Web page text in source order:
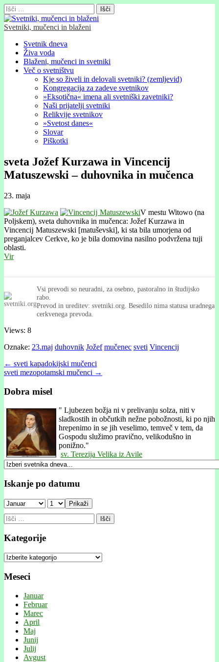
Išči:
Svetniki, mučenci in blaženi
Glavni
meni
Skip
content
Svetnik dneva
Živa voda
Blaženi, mučenci in svetniki
Več o svetništvu
Kje so živeli in delovali svetniki? (zemljevid)
Kongregacija za zadeve svetnikov
»Eksotična« imena ali svetniški zavetniki?
Naši prijatelji svetniki
Relikvije svetnikov
»Svetost danes«
Slovar
Piškotki
sveta Jožef Kurzawa in Vincencĳ
Matuszewski – duhovnika in mučenca
23. maja
V mestu Witowo (na
Poljskem), sveta duhovnika in mučenca: Jožef Kurzawa in
Vincencĳ Matuszewski [matuševski], ki sta bila umorjena od
preganjalcev Cerkve, ko je bila domovina nasilno podvržena tuji
oblasti.
Vir
Vsi prevodi so neuradni, za osebno, pastoralno in študijsko
rabo.
Prevod in ureditev: svetniki.org. Besedilo nima statusa uradnega
cerkvenega prevoda.
Views: 8
Oznake: 23.maj duhovnik Jožef mučenec sveti Vincencij
Post
navigation
← sveti kapadokijski mučenci
sveti mezopotamski mučenci →
Dobra misel
" Ljubezen božja ni v prelivanju solza, niti v
sladkostih in občutkih nežne pobožnosti, ki po njih
hrepenimo in se jih veselimo, temveč v tem, da
Gospodu služimo pravično, velikodušno in
ponižno."
sv. Terezija Velika iz Avile
Iskanje po datumu
Prikaži
Išči:
Kategorije
Kategorije
Meseci
Januar
Februar
Marec
April
Maj
Junij
Julij
Avgust